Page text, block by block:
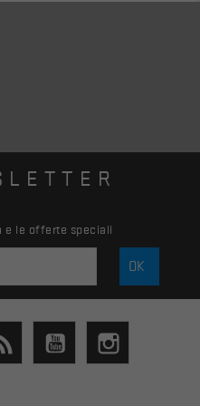
e le offerte speciali
YouTube